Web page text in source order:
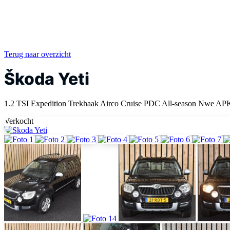
Terug naar overzicht
Škoda Yeti
1.2 TSI Expedition Trekhaak Airco Cruise PDC All-season Nwe
Verkocht